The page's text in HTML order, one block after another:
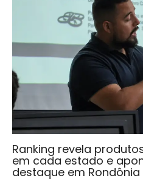
Ranking revela
em cada estado e
destaque em Rondônia